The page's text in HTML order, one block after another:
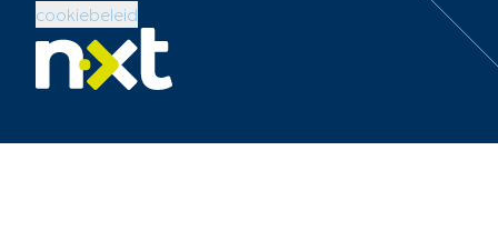
cookiebeleid